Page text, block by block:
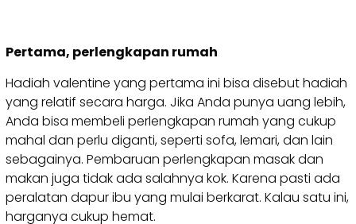
Pertama, perlengkapan rumah
Hadiah valentine yang pertama ini bisa disebut hadiah
yang relatif secara harga. Jika Anda punya uang lebih,
Anda bisa membeli perlengkapan rumah yang cukup
mahal dan perlu diganti, seperti sofa, lemari, dan lain
sebagainya. Pembaruan perlengkapan masak dan
makan juga tidak ada salahnya kok. Karena pasti ada
peralatan dapur ibu yang mulai berkarat. Kalau satu ini,
harganya cukup hemat.